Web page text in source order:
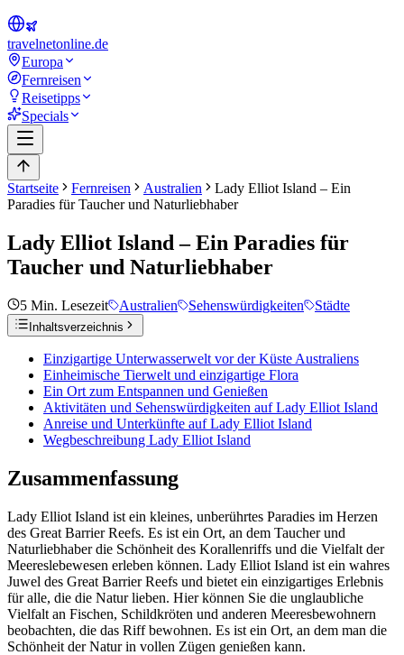
travelnetonline.de
Europa
Fernreisen
Reisetipps
Specials
Startseite Fernreisen Australien
Lady Elliot Island – Ein
Paradies für Taucher und Naturliebhaber
Lady Elliot Island – Ein Paradies für
Taucher und Naturliebhaber
5 Min. Lesezeit Australien Sehenswürdigkeiten Städte
Inhaltsverzeichnis
Einzigartige Unterwasserwelt vor der Küste Australiens
Einheimische Tierwelt und einzigartige Flora
Ein Ort zum Entspannen und Genießen
Aktivitäten und Sehenswürdigkeiten auf Lady Elliot Island
Anreise und Unterkünfte auf Lady Elliot Island
Wegbeschreibung Lady Elliot Island
Zusammenfassung
Lady Elliot Island ist ein kleines, unberührtes Paradies im Herzen
des Great Barrier Reefs. Es ist ein Ort, an dem Taucher und
Naturliebhaber die Schönheit des Korallenriffs und die Vielfalt der
Meereslebewesen erleben können. Lady Elliot Island ist ein wahres
Juwel des Great Barrier Reefs und bietet ein einzigartiges Erlebnis
für alle, die die Natur lieben. Hier können Sie die unglaubliche
Vielfalt an Fischen, Schildkröten und anderen Meeresbewohnern
beobachten, die das Riff bewohnen. Es ist ein Ort, an dem man die
Schönheit der Natur in vollen Zügen genießen kann.